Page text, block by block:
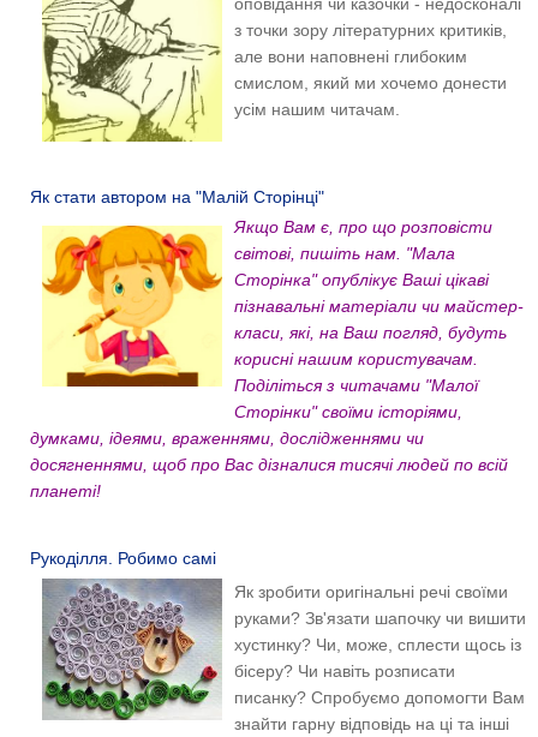
з точки зору літературних критиків,
але вони наповнені глибоким
смислом, який ми хочемо донести
усім нашим читачам.
Як стати автором на "Малій Сторінці"
Якщо Вам є, про що розповісти
світові, пишіть нам. "Мала
Сторінка" опублікує Ваші цікаві
пізнавальні матеріали чи майстер-
класи, які, на Ваш погляд, будуть
корисні нашим користувачам.
Поділіться з читачами "Малої
Сторінки" своїми історіями,
думками, ідеями, враженнями, дослідженнями чи
досягненнями, щоб про Вас дізналися тисячі людей по всій
планеті!
Рукоділля. Робимо самі
Як зробити оригінальні речі своїми
руками? Зв'язати шапочку чи вишити
хустинку? Чи, може, сплести щось із
бісеру? Чи навіть розписати
писанку? Спробуємо допомогти Вам
знайти гарну відповідь на ці та інші